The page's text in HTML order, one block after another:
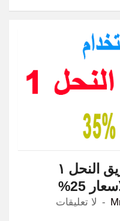
طريقة استخدام عسل ريق النحل ١
25%
لا تعليقات